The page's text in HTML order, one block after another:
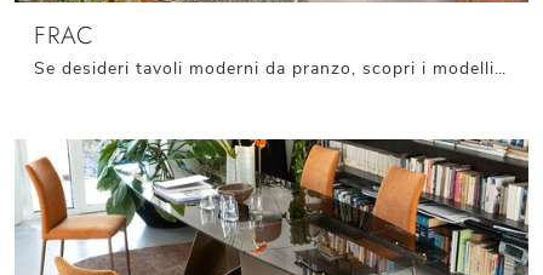
FRAC
Se desideri tavoli moderni da pranzo, scopri i modelli allungabili di Connubia: clicca e scopri il modello Frac in ceramica.